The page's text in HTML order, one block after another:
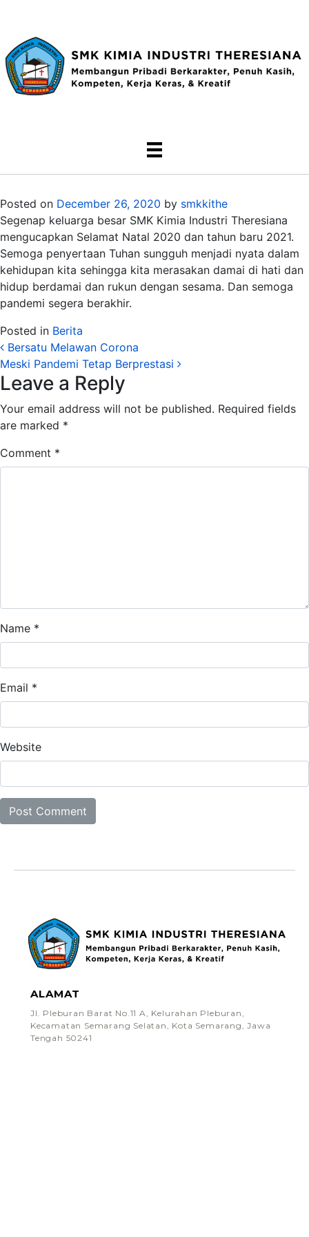
Posted on December 26, 2020 by smkkithe
Segenap keluarga besar SMK Kimia Industri Theresiana
mengucapkan Selamat Natal 2020 dan tahun baru 2021.
Semoga penyertaan Tuhan sungguh menjadi nyata dalam
kehidupan kita sehingga kita merasakan damai di hati dan
hidup berdamai dan rukun dengan sesama. Dan semoga
pandemi segera berakhir.
Posted in Berita
Post navigation
Bersatu Melawan Corona
Meski Pandemi Tetap Berprestasi
Leave a Reply
Your email address will not be published. Required fields
are marked *
Comment *
Name *
Email *
Website
ALAMAT
Jl. Pleburan Barat No.11 A, Kelurahan Pleburan,
Kecamatan Semarang Selatan, Kota Semarang, Jawa
Tengah 50241